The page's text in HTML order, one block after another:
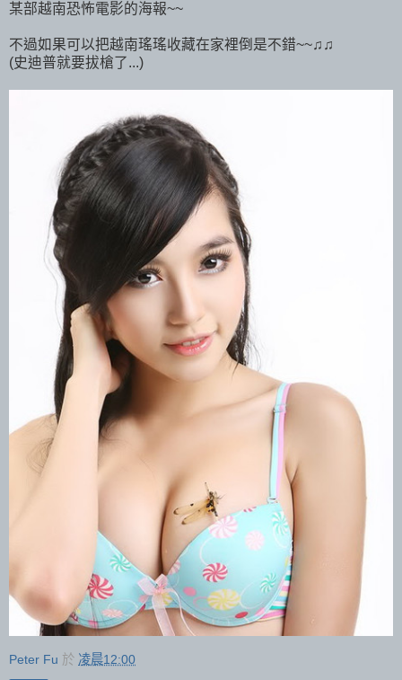
某部越南恐怖電影的海報~~
不過如果可以把越南瑤瑤收藏在家裡倒是不錯~~♫♫
(史迪普就要拔槍了...)
Peter Fu 於 凌晨12:00